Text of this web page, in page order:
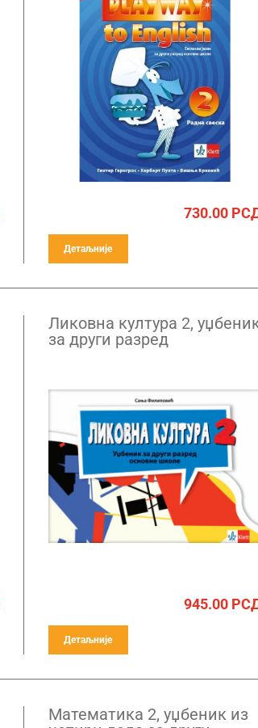
730.00
Детаљније
Ликовна култура 2,
за други разред
945.00
Детаљније
Математика 2, уџбеник из